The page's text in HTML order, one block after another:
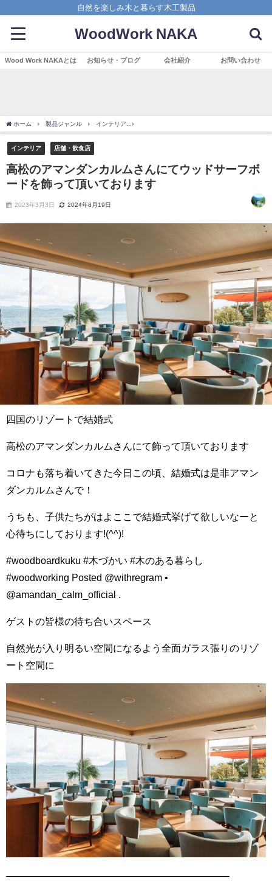
自然を楽しみ木と暮らす木工製品
WoodWork NAKA
Wood Work NAKAとは お知らせ・ブログ 会社紹介 お問い合わせ
ホーム 製品ジャンル インテリア
インテリア 店舗・飲食店
高松のアマンダンカルムさんにてウッドサーフボ
ードを飾って頂いております
2023年3月3日 2024年8月19日
四国のリゾートで結婚式
高松のアマンダンカルムさんにて飾って頂いております
コロナも落ち着いてきた今日この頃、結婚式は是非アマン
ダンカルムさんで️！
うちも、子供たちがはよここで結婚式挙げて欲しいなーと
心待ちにしております!(^^)!
#woodboardkuku #木づかい #木のある暮らし
#woodworking Posted @withregram •
@amandan_calm_official .
ゲストの皆様の待ち合いスペース
自然光が入り明るい空間になるよう全面ガラス張りのリゾ
ート空間に
———————————————————————